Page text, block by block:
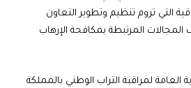
التي تروم تنظيم وتطوير التعاون
المرتبطة بمكافحة الإرهاب
العامة لمراقبة التراب الوطني بالمملكة